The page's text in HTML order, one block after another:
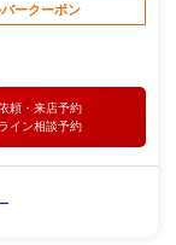
ークーポン
頼・ 来店予約
イン相談予約